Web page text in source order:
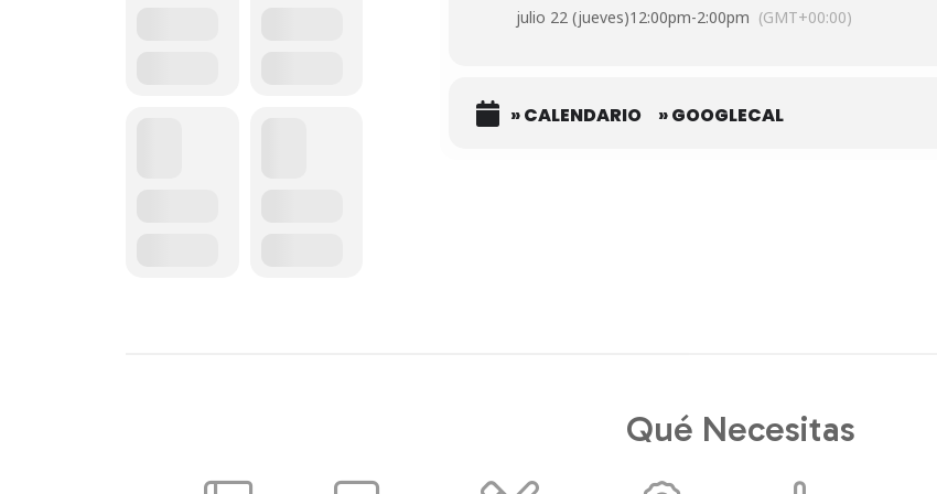
julio 22 (jueves)12:00pm-2:00pm (GMT+00:00)
» CALENDARIO » GOOGLECAL
Qué Necesitas